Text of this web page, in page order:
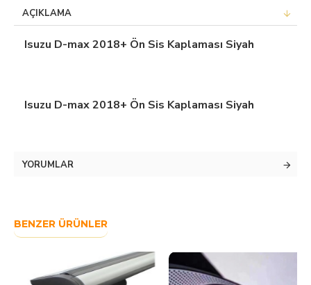
AÇIKLAMA
Isuzu D-max 2018+ Ön Sis Kaplaması Siyah
Isuzu D-max 2018+ Ön Sis Kaplaması Siyah
YORUMLAR
BENZER ÜRÜNLER